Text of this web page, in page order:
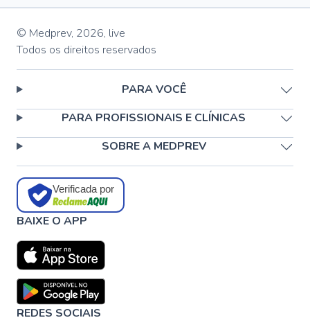
© Medprev, 2026, live
Todos os direitos reservados
PARA VOCÊ
PARA PROFISSIONAIS E CLÍNICAS
SOBRE A MEDPREV
Verificada por
BAIXE O APP
REDES SOCIAIS